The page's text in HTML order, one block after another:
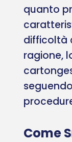
quanto
difficoltà
ragione,
Come